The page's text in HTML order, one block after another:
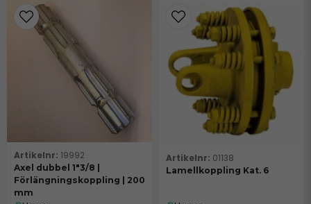
kraft och skyddar mot överhettning och överbelastning,
medan frihjulen möjliggör att kraftuttagsaxeln kan rotera
fritt när den inte belastas. Våra kopplingar är tillverkade av
slitstarka material för att klara krävande arbetsförhållanden
inom både lantbruk och entreprenad.
Med KTS kopplingar kan du säkerställa att din kraftuttagsaxel
fungerar optimalt och säkert, även under hög belastning.
19992
Axel dubbel 1"3/8 |
Förlängningskoppling | 200
mm
01138
Lamellkoppling Kat. 6